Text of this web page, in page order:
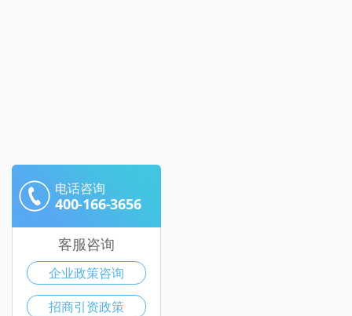
电话咨询
400-166-3656
客服咨询
企业政策咨询
招商引资政策